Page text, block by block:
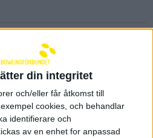
din integritet
och/eller får åtkomst till
cookies, och behandlar
identifierare och
av en enhet for anpassad